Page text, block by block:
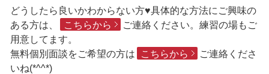
どうしたら良いかわからない方♥具体的な方法にご興味の
ある方は、
こちらから
ご連絡ください。練習の場もご
用意してます。
無料個別面談をご希望の方は
こちらから
ご連絡くださ
いね(*^^*)